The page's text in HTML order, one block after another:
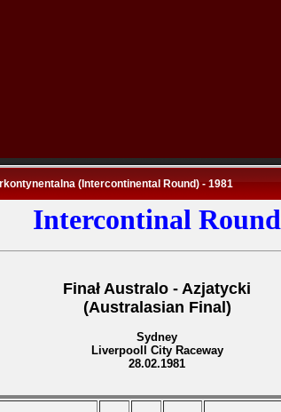
(Intercontinental Round) - 1981
Intercontinal Round
Finał Australo - Azjatycki
(Australasian Final)
Sydney
Liverpooll City Raceway
28.02.1981